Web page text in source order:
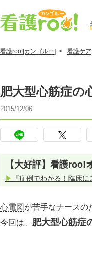
看護roo![カンゴルー] 看護ケア
肥大型心筋症の
2015/12/06
【大好評】看護roo!
▶ 『症例でわかる！臨床
心電図 が苦手なナースの
今回は、 肥大型心筋症